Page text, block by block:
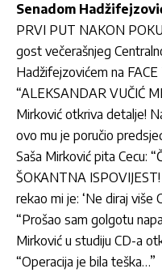
Senadom
PRVI PUT NAKON
gost večerašnjeg
Hadžifejzovićem na
“ALEKSANDAR VUČIĆ
Mirković otkriva detalje!
ovo mu je poručio
Saša Mirković pita Cecu:
ŠOKANTNA
rekao mi je: ‘Ne diraj više
“Prošao sam golgotu
Mirković u studiju CD-a
“Operacija je bila teška…”